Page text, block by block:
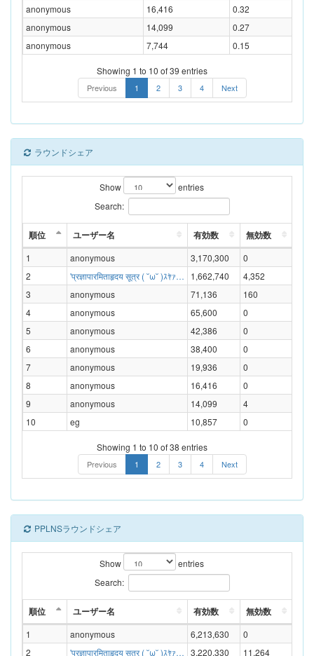
anonymous
16,416
0.32
anonymous
14,099
0.27
anonymous
7,744 0.15
Showing 1 to 10 of 39 entries
Previous 1 2 3 4 Next
ラウンドシェア
Show
entries
Search:
順位 ユーザー名 有効数 無効数
1 anonymous 3,170,300 0
2
'प्रज्ञापारमिताहृदय सूत्र ( ˘ω˘ )ｽﾔｧ… 1,662,740 4,352
3
anonymous 71,136 160
4
anonymous 65,600 0
5
anonymous 42,386 0
6
anonymous 38,400 0
7
anonymous 19,936 0
8
anonymous 16,416 0
9
anonymous 14,099 4
10
eg 10,857 0
Showing 1 to 10 of 38 entries
Previous 1 2 3 4 Next
PPLNSラウンドシェア
Show
entries
Search:
順位 ユーザー名 有効数 無効数
1 anonymous 6,213,630 0
2
'प्रज्ञापारमिताहृदय सूत्र ( ˘ω˘ )ｽﾔｧ… 3,220,330 11,264